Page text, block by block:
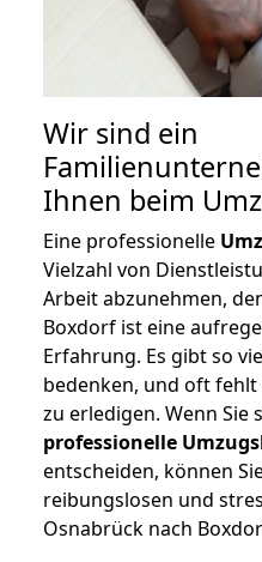
Wir sind ein
Ihnen beim
Eine professionelle
Vielzahl von
Arbeit abzunehmen,
Boxdorf ist eine
Erfahrung. Es gibt so
bedenken, und oft fehlt
zu erledigen. Wenn Sie
professionelle
entscheiden, können
reibungslosen und
Osnabrück nach